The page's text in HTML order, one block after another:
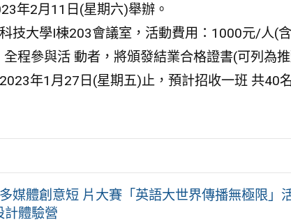
年2月11日(星期六)舉辦。
技大學I棟203會議室，活動費用：1000元/人(
程參與活 動者，將頒發結業合格證書(可列為
年1月27日(星期五)止，預計招收一班 共40
媒體創意短 片大賽「英語大世界傳播無極限」
計體驗營